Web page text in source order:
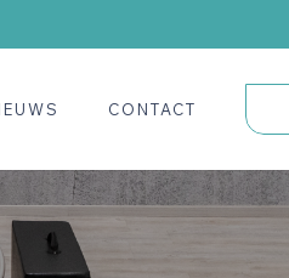
CONTACT